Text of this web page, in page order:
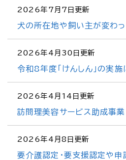
2026年7月7日更新
犬の所在地や飼い主が変わ
2026年4月30日更新
令和8年度「けんしん」の実施
2026年4月14日更新
訪問理美容サービス助成事業
2026年4月8日更新
要介護認定・要支援認定や申